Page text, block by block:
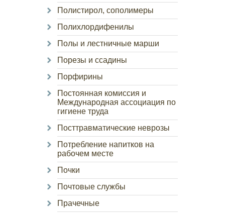
Полистирол, сополимеры
Полихлордифенилы
Полы и лестничные марши
Порезы и ссадины
Порфирины
Постоянная комиссия и
Международная ассоциация по
гигиене труда
Посттравматические неврозы
Потребление напитков на
рабочем месте
Почки
Почтовые службы
Прачечные